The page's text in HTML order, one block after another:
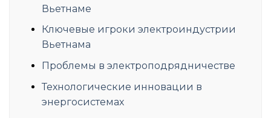
Вьетнаме
Ключевые игроки электроиндустрии
Вьетнама
Проблемы в электроподрядничестве
Технологические инновации в
энергосистемах